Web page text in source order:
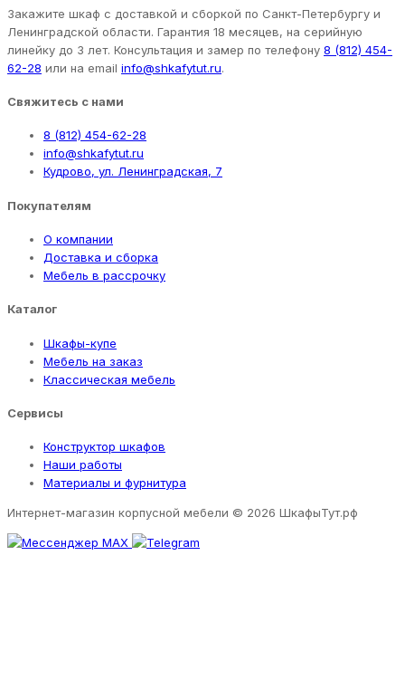
Закажите шкаф с доставкой и сборкой по Санкт-Петербургу и
Ленинградской области. Гарантия 18 месяцев, на серийную
линейку до 3 лет. Консультация и замер по телефону 8 (812) 454-
62-28 или на email info@shkafytut.ru.
Свяжитесь с нами
8 (812) 454-62-28
info@shkafytut.ru
Кудрово, ул. Ленинградская, 7
Покупателям
О компании
Доставка и сборка
Мебель в рассрочку
Каталог
Шкафы-купе
Мебель на заказ
Классическая мебель
Сервисы
Конструктор шкафов
Наши работы
Материалы и фурнитура
Интернет-магазин корпусной мебели © 2026 ШкафыТут.рф